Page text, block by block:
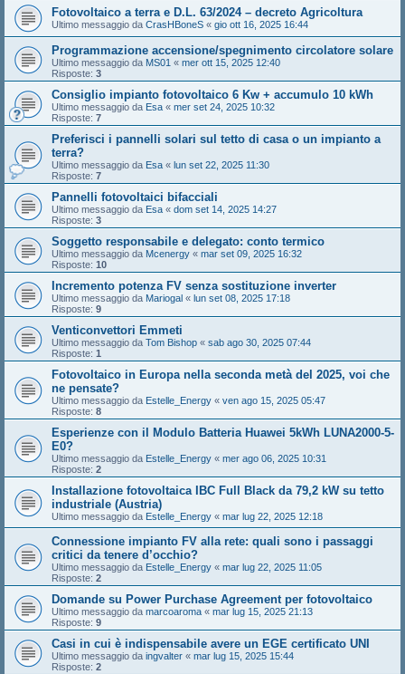
Fotovoltaico a terra e D.L. 63/2024 – decreto Agricoltura
Ultimo messaggio da CrasHBoneS « gio ott 16, 2025 16:44
Programmazione accensione/spegnimento circolatore solare
Ultimo messaggio da MS01 « mer ott 15, 2025 12:40
Risposte: 3
Consiglio impianto fotovoltaico 6 Kw + accumulo 10 kWh
Ultimo messaggio da Esa « mer set 24, 2025 10:32
Risposte: 7
Preferisci i pannelli solari sul tetto di casa o un impianto a
terra?
Ultimo messaggio da Esa « lun set 22, 2025 11:30
Risposte: 7
Pannelli fotovoltaici bifacciali
Ultimo messaggio da Esa « dom set 14, 2025 14:27
Risposte: 3
Soggetto responsabile e delegato: conto termico
Ultimo messaggio da Mcenergy « mar set 09, 2025 16:32
Risposte: 10
Incremento potenza FV senza sostituzione inverter
Ultimo messaggio da Mariogal « lun set 08, 2025 17:18
Risposte: 9
Venticonvettori Emmeti
Ultimo messaggio da Tom Bishop « sab ago 30, 2025 07:44
Risposte: 1
Fotovoltaico in Europa nella seconda metà del 2025, voi che
ne pensate?
Ultimo messaggio da Estelle_Energy « ven ago 15, 2025 05:47
Risposte: 8
Esperienze con il Modulo Batteria Huawei 5kWh LUNA2000-5-
E0?
Ultimo messaggio da Estelle_Energy « mer ago 06, 2025 10:31
Risposte: 2
Installazione fotovoltaica IBC Full Black da 79,2 kW su tetto
industriale (Austria)
Ultimo messaggio da Estelle_Energy « mar lug 22, 2025 12:18
Connessione impianto FV alla rete: quali sono i passaggi
critici da tenere d’occhio?
Ultimo messaggio da Estelle_Energy « mar lug 22, 2025 11:05
Risposte: 2
Domande su Power Purchase Agreement per fotovoltaico
Ultimo messaggio da marcoaroma « mar lug 15, 2025 21:13
Risposte: 9
Casi in cui è indispensabile avere un EGE certificato UNI
Ultimo messaggio da ingvalter « mar lug 15, 2025 15:44
Risposte: 2